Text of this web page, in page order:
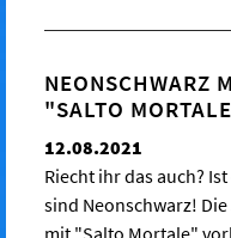
NEONSCHWARZ
"SALTO
12.08.2021
Riecht ihr das auch?
sind Neonschwarz!
mit "Salto Mortale"